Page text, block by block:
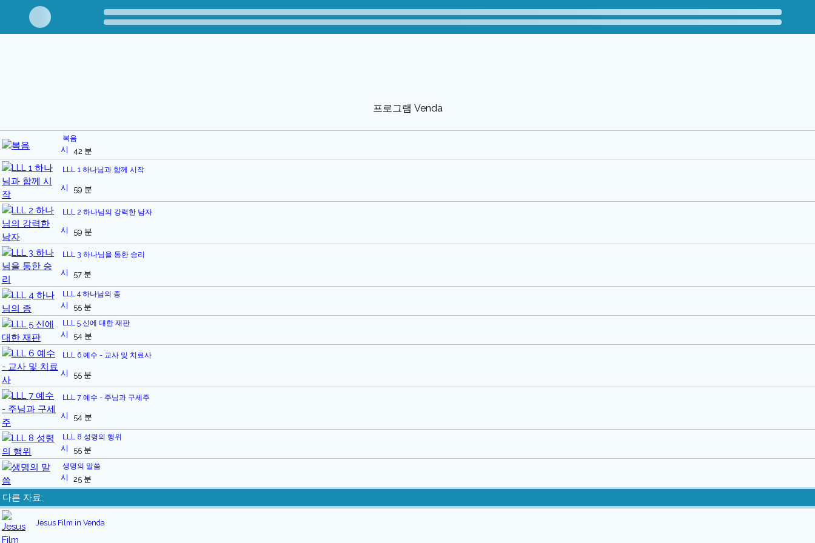
프로그램 Venda
복음
42 분
LLL 1 하나님과 함께 시작
59 분
LLL 2 하나님의 강력한 남자
59 분
LLL 3 하나님을 통한 승리
57 분
LLL 4 하나님의 종
55 분
LLL 5 신에 대한 재판
54 분
LLL 6 예수 - 교사 및 치료사
55 분
LLL 7 예수 - 주님과 구세주
54 분
LLL 8 성령의 행위
55 분
생명의 말씀
25 분
다른 자료:
Jesus Film in Venda